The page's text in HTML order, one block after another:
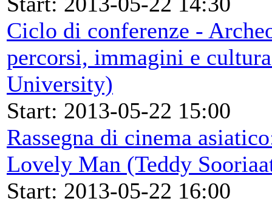
Ciclo di conferenze -
percorsi, immagini e
University)
Start: 2013-05-22 15:00
Rassegna di cinema
Lovely Man (Teddy
Start: 2013-05-22 16:00